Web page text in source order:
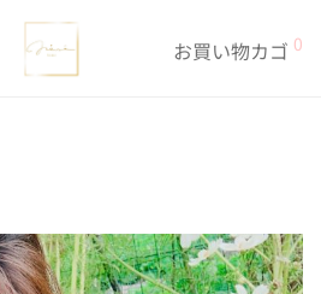
お買い物カゴ 0